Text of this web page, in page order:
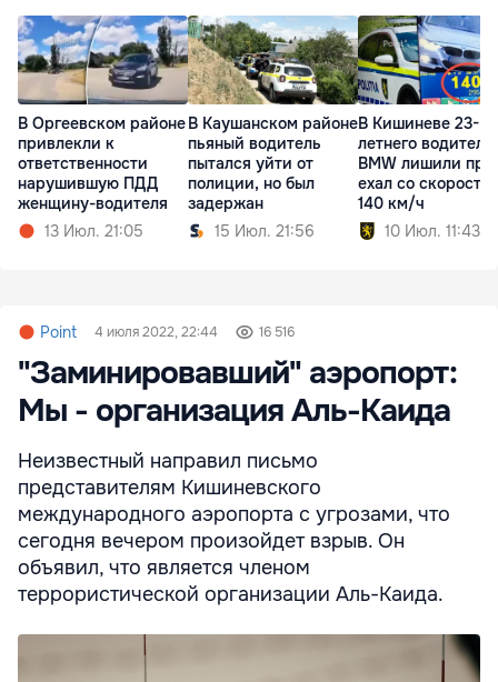
В Оргеевском районе
привлекли к
ответственности
нарушившую ПДД
женщину-водителя
13 Июл. 21:05
В Каушанском районе
пьяный водитель
пытался уйти от
полиции, но был
задержан
15 Июл. 21:56
В Кишиневе 23-
летнего водителя
BMW лишили
ехал со
140 км/ч
10 Июл. 11:43
Point 4 июля 2022, 22:44 16 516
"Заминировавший" аэропорт:
Мы - организация Аль-Каида
Неизвестный направил письмо
представителям Кишиневского
международного аэропорта с угрозами, что
сегодня вечером произойдет взрыв. Он
объявил, что является членом
террористической организации Аль-Каида.